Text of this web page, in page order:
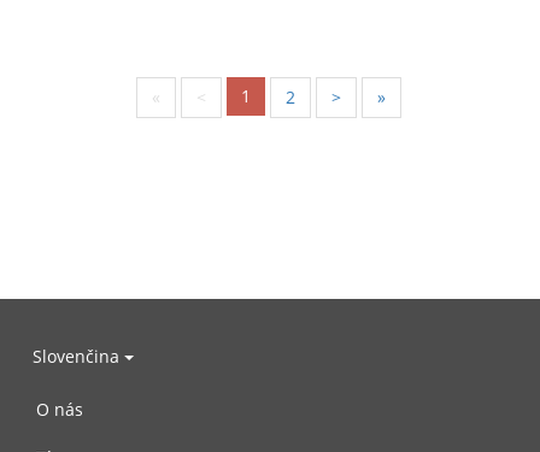
« < 1 2 > »
Slovenčina
O nás